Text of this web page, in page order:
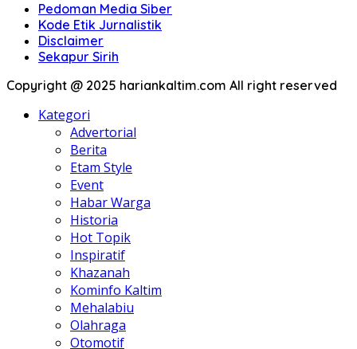
Pedoman Media Siber
Kode Etik Jurnalistik
Disclaimer
Sekapur Sirih
Copyright @ 2025 hariankaltim.com All right reserved
Kategori
Advertorial
Berita
Etam Style
Event
Habar Warga
Historia
Hot Topik
Inspiratif
Khazanah
Kominfo Kaltim
Mehalabiu
Olahraga
Otomotif